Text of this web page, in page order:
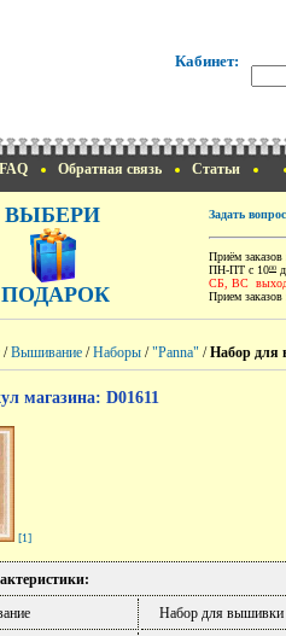
Кабинет:
FAQ Обратная связь Статьи
ВЫБЕРИ
ПОДАРОК
Задать
Приём
ПН-ПТ с 1000
СБ, ВС
Прием заказов
/Вышивание /Наборы /"Panna" /Набор для
магазина: D01611
[1]
Набор для вышивки